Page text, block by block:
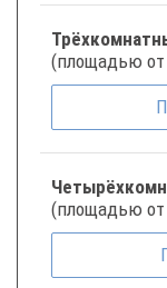
(площадью от
(площадью от